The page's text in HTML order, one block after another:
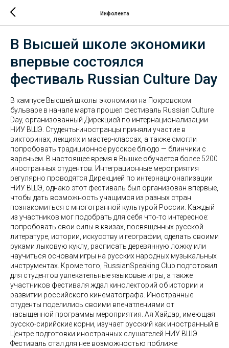
Инфолента
В Высшей школе экономики
впервые состоялся
фестиваль Russian Culture Day
В кампусе Высшей школы экономики на Покровском
бульваре в начале марта прошел фестиваль Russian Culture
Day, организованный Дирекцией по интернационализации
НИУ ВШЭ. Студенты-иностранцы приняли участие в
викторинах, лекциях и мастер-классах, а также смогли
попробовать традиционное русское блюдо — блинчики с
вареньем. В настоящее время в Вышке обучается более 5200
иностранных студентов. Интеграционные мероприятия
регулярно проводятся Дирекцией по интернационализации
НИУ ВШЭ, однако этот фестиваль был организован впервые,
чтобы дать возможность учащимся из разных стран
познакомиться с многогранной культурой России. Каждый
из участников мог подобрать для себя что-то интересное:
попробовать свои силы в квизах, посвященных русской
литературе, истории, искусству и географии, сделать своими
руками лыковую куклу, расписать деревянную ложку или
научиться основам игры на русских народных музыкальных
инструментах. Кроме того, RussianSpeaking Club подготовил
для студентов увлекательные языковые игры, а также
участников фестиваля ждал кинолекторий об истории и
развитии российского кинематографа. Иностранные
студенты поделились своими впечатлениями от
насыщенной программы мероприятия. Ая Хайдар, имеющая
русско-сирийские корни, изучает русский как иностранный в
Центре подготовки иностранных слушателей НИУ ВШЭ.
Фестиваль стал для нее возможностью поближе